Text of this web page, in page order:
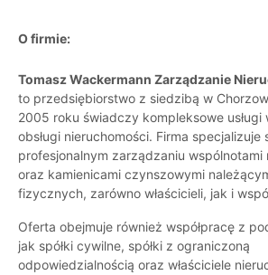
O firmie:
Tomasz Wackermann Zarządzanie
to przedsiębiorstwo z siedzibą w
2005 roku świadczy kompleksowe usługi
obsługi nieruchomości. Firma specjalizuje
profesjonalnym zarządzaniu wspólnotami
oraz kamienicami czynszowymi
fizycznych, zarówno właścicieli, jak i
Oferta obejmuje również współpracę z
jak spółki cywilne, spółki z ograniczoną
odpowiedzialnością oraz właściciele